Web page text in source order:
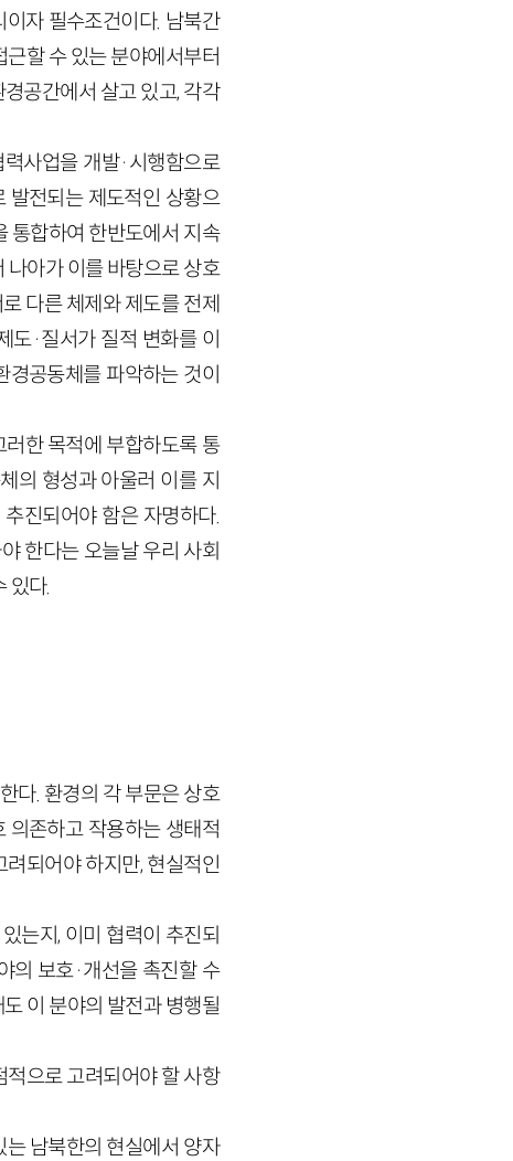
자 필수조건이다. 남북간
할 수 있는 분야에서부터
공간에서 살고 있고, 각각
사업을 개발·시행함으로
발전되는 제도적인 상황으
통합하여 한반도에서 지속
나아가 이를 바탕으로 상호
다른 체제와 제도를 전제
·질서가 질적 변화를 이
공동체를 파악하는 것이
한 목적에 부합하도록 통
의 형성과 아울러 이를 지
진되어야 함은 자명하다.
한다는 오늘날 우리 사회
있다.
다. 환경의 각 부문은 상호
의존하고 작용하는 생태적
되어야 하지만, 현실적인
는지, 이미 협력이 추진되
의 보호·개선을 촉진할 수
이 분야의 발전과 병행될
으로 고려되어야 할 사항
남북한의 현실에서 양자